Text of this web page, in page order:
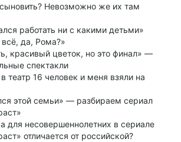
Невозможно же их там
работать ни с какими детьми»
всё, да, Рома?»
красивый цветок, но это финал» —
спектакли
театр 16 человек и меня взяли на
этой семьи» — разбираем сериал
для несовершеннолетних в сериале
отличается от российской?